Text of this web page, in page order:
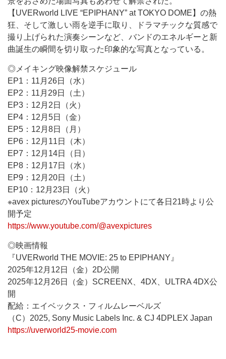
【UVERworld LIVE “EPIPHANY” at TOKYO DOME】の熱
狂、そして激しい雨を逆手に取り、ドラマチックな質感で
撮り上げられた演奏シーンなど、バンドのエネルギーと新
曲誕生の瞬間を切り取った印象的な写真となっている。
◎メイキング映像解禁スケジュール
EP1：11月26日（水）
EP2：11月29日（土）
EP3：12月2日（火）
EP4：12月5日（金）
EP5：12月8日（月）
EP6：12月11日（木）
EP7：12月14日（日）
EP8：12月17日（水）
EP9：12月20日（土）
EP10：12月23日（火）
※avex picturesのYouTubeアカウントにて各日21時より公
開予定
https://www.youtube.com/@avexpictures
◎映画情報
『UVERworld THE MOVIE: 25 to EPIPHANY』
2025年12月12日（金）2D公開
2025年12月26日（金）SCREENX、4DX、ULTRA 4DX公
開
配給：エイベックス・フィルムレーベルズ
（C）2025, Sony Music Labels Inc. & CJ 4DPLEX Japan
https://uverworld25-movie.com